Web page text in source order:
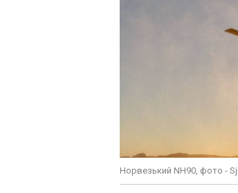
Норвезький NH90, фото -